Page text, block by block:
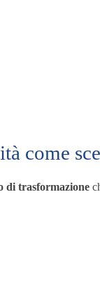
come
di trasformazione